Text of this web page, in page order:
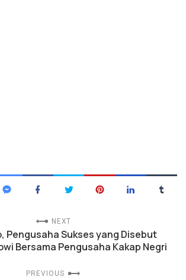
NEXT
Pengusaha Sukses yang Disebut
Bersama Pengusaha Kakap Negri
PREVIOUS